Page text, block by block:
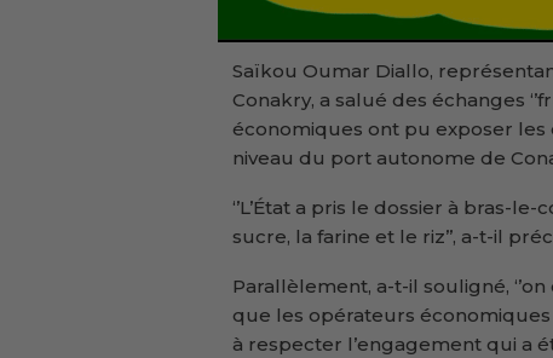
Saïkou Oumar Diallo,
Conakry, a salué des échanges
économiques ont pu exposer
niveau du port autonome de
‘’L’État a pris le dossier à bras-
sucre, la farine et le riz’’, a-t-il
Parallèlement, a-t-il souligné,
que les opérateurs
à respecter l’engagement qui a